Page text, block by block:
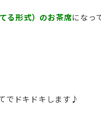
る形式）のお茶席になっ
でドキドキします♪